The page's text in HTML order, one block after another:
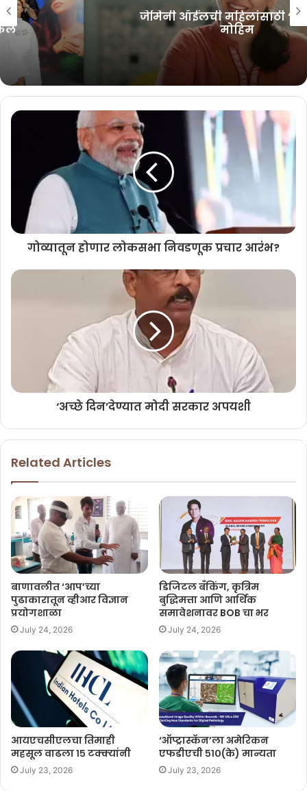
July 31, 2026
जेमिनी ऑईलची महिलांसाठी ‘हि’ विशेष
मोहिम
गोव्यातून होणार लोकसभा निवडणूक प्रचार आरंभ?
‘अच्छे दिन’देण्यात मोदी सरकार अपयशी
Related Articles
बाणावलीत ‘आप’च्या
पुढाकारातून व्हीआर विज्ञान
प्रयोगशाळा
July 24, 2026
डिजिटल बँकिंग, कृत्रिम
बुद्धिमत्ता आणि आर्थिक
समावेशनावर BOB चा भर
July 24, 2026
आयएचसीएलचा तिमाही
महसूल वाढला १५ टक्क्यांनी
July 23, 2026
‘ऑप्ट्रास्कॅन’ला अमेरिकन
एफडीएची ५१०(के) मान्यता
July 23, 2026